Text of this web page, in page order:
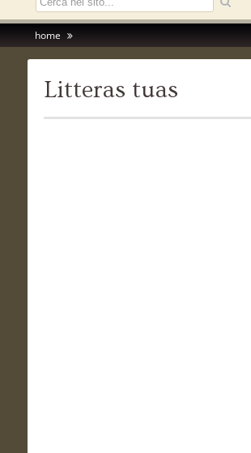
home
Litteras tuas